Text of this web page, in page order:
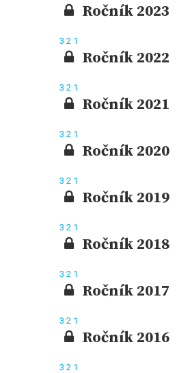
Ročník 2023
3 2 1
Ročník 2022
3 2 1
Ročník 2021
3 2 1
Ročník 2020
3 2 1
Ročník 2019
3 2 1
Ročník 2018
3 2 1
Ročník 2017
3 2 1
Ročník 2016
3 2 1